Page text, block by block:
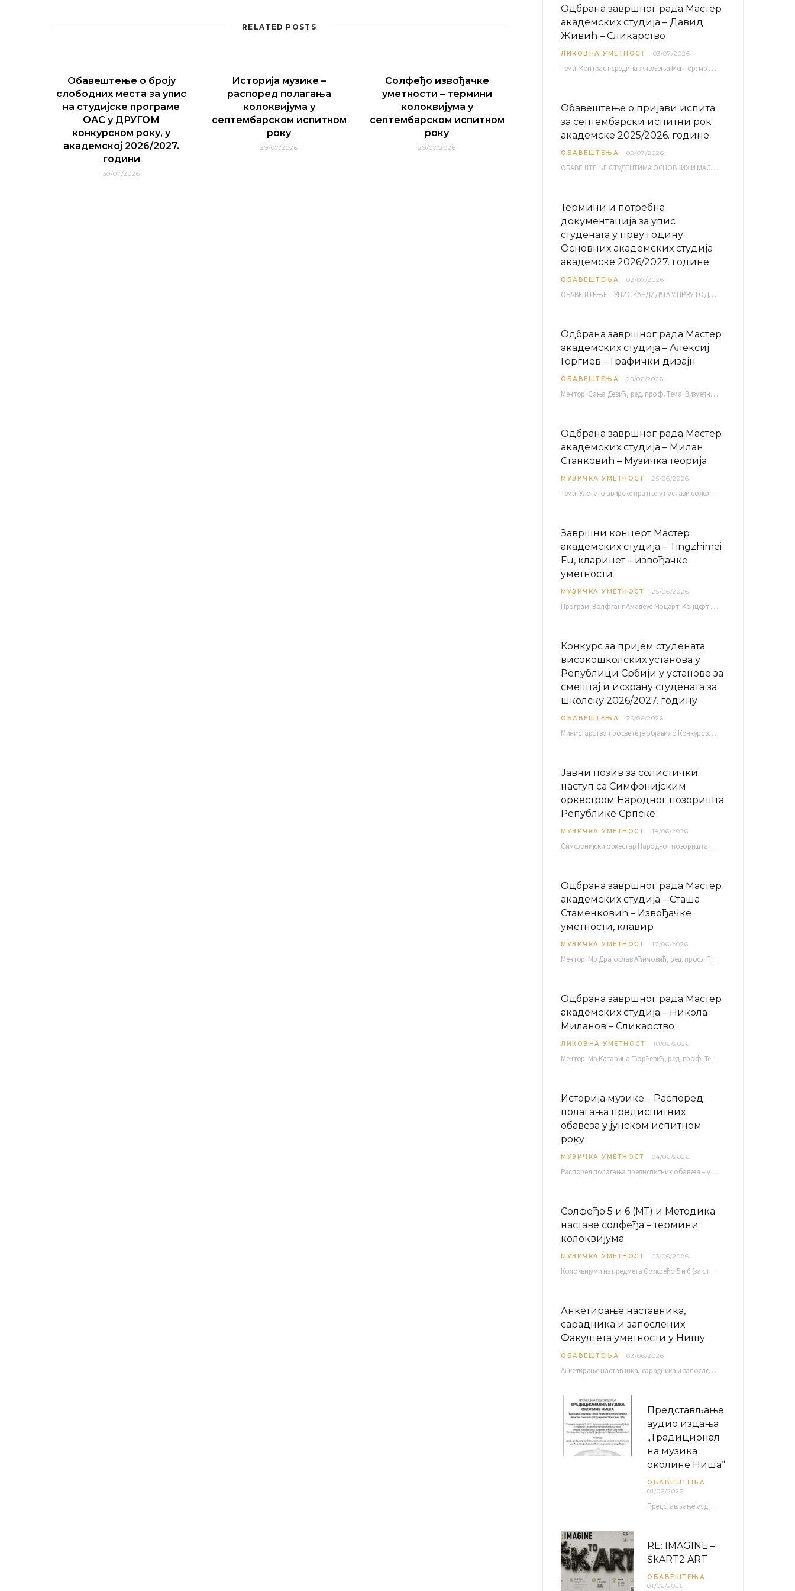
RELATED POSTS
Обавештење о броју
слободних места за упис
на студијске програме
ОАС у ДРУГОМ
конкурсном року, у
академској 2026/2027.
години
30/07/2026
Историја музике –
распоред полагања
колоквијума у
септембарском испитном
року
29/07/2026
Солфеђо извођачке
уметности – термини
колоквијума у
септембарском испитном
року
29/07/2026
Одбрана завршног рада Мастер
академских студија – Давид
Живић – Сликарство
ЛИКОВНА УМЕТНОСТ 03/07/2026
Тема: Контраст средина живљења Ментор: мр Братислав Башић, редовни професор Среда, 08.07.2026. у…
Обавештење о пријави испита
за септембарски испитни рок
академске 2025/2026. године
ОБАВЕШТЕЊА 02/07/2026
ОБАВЕШТЕЊЕ СТУДЕНТИМА ОСНОВНИХ И МАСТЕР АКАДЕМСКИХ СТУДИЈА ЕЛЕКТРОНСКА ПРИЈАВА ИСПИТА за септембарски испитни рок за…
Термини и потребна
документација за упис
студената у прву годину
Основних академских студија
академске 2026/2027. године
ОБАВЕШТЕЊА 02/07/2026
ОБАВЕШТЕЊЕ – УПИС КАНДИДАТА У ПРВУ ГОДИНУ ОАС 10, 13, 14, 15. и…
Одбрана завршног рада Мастер
академских студија – Алексиј
Горгиев – Графички дизајн
ОБАВЕШТЕЊА 25/06/2026
Ментор: Сања Девић, ред. проф. Тема: Визуелни идентитет линије нутриционистичких производа Vita+: Од амбалаже до мултимедијалне комуникације Петак, 03. 07.…
Одбрана завршног рада Мастер
академских студија – Милан
Станковић – Музичка теорија
МУЗИЧКА УМЕТНОСТ 25/06/2026
Тема: Улога клавирске пратње у настави солфеђа у првом циклусу основне музичке школе Ментор…
Завршни концерт Мастер
академских студија – Tingzhimei
Fu, кларинет – извођачке
уметности
МУЗИЧКА УМЕТНОСТ 25/06/2026
Програм: Волфганг Амадеус Моцарт: Концерт за кларинет и оркестар, А-дур Ментор Милош Мијатовић, редовни…
Конкурс за пријем студената
високошколских установа у
Републици Србији у установе за
смештај и исхрану студената за
школску 2026/2027. годину
ОБАВЕШТЕЊА 23/06/2026
Министарство просвете је објавило Конкурс за пријем студената високошколских установа у Републици Србији у установе…
Јавни позив за солистички
наступ са Симфонијским
оркестром Народног позоришта
Републике Српске
МУЗИЧКА УМЕТНОСТ 18/06/2026
Симфонијски оркестар Народног позоришта Републике Српске расписује јавни позив за учешће у пројекту „CRESCENDO: Нова…
Одбрана завршног рада Мастер
академских студија – Сташа
Стаменковић – Извођачке
уметности, клавир
МУЗИЧКА УМЕТНОСТ 17/06/2026
Ментор: Мр Драгослав Аћимовић, ред. проф. Програм: Л. Ван Бетовен: Соната оп. 31 бр. 2 у…
Одбрана завршног рада Мастер
академских студија – Никола
Миланов – Сликарство
ЛИКОВНА УМЕТНОСТ 10/06/2026
Ментор: Мр Катарина Ђорђевић, ред. проф. Тема: Монолог емоција Среда, 17. 06. 2026. у 15:30 сати Сала бр. 12 Факултета уметности у Нишу, Кнегиње…
Историја музике – Распоред
полагања предиспитних
обавеза у јунском испитном
року
МУЗИЧКА УМЕТНОСТ 04/06/2026
Распоред полагaња предиспитних обавеза – усменог колоквијума и теста из слушања музике – објављен је…
Солфеђо 5 и 6 (МТ) и Методика
наставе солфеђа – термини
колоквијума
МУЗИЧКА УМЕТНОСТ 03/06/2026
Колоквијуми из предмета Солфеђо 5 и 6 (за студенте студијског програма Музичка теорија) и Методика…
Анкетирање наставника,
сарадника и запослених
Факултета уметности у Нишу
ОБАВЕШТЕЊА 02/06/2026
Анкетирање наставника, сарадника и запослених Факултета уметности у Нишу ради сачињавања Извештаја о самовредновању биће…
Представљање
аудио издања
„Традиционал
на музика
околине Ниша“
ОБАВЕШТЕЊА
01/06/2026
Представљање аудио издања “Традиционална музика околине Ниша” организује се у оквиру пројекта О-10-17 Музичко наслеђе…
RE: IMAGINE –
ŠkART2 ART
ОБАВЕШТЕЊА
01/06/2026